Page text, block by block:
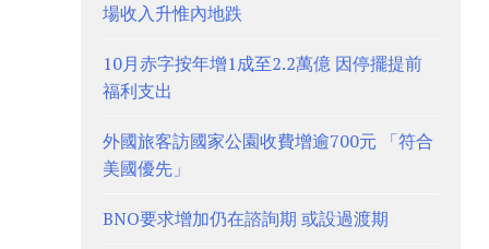
場收入升惟內地跌
10月赤字按年增1成至2.2萬億 因停擺提前
福利支出
外國旅客訪國家公園收費增逾700元 「符合
美國優先」
BNO要求增加仍在諮詢期 或設過渡期